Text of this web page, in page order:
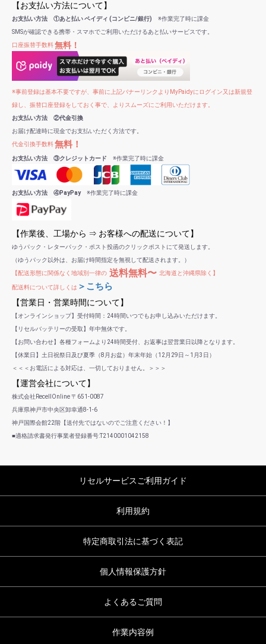
【お支払い方法について】
お支払い方法 ①あと払い ペイディ (コンビニ/銀行) ※作業完了時に課金
SMSが確認できる携帯・スマホでご利用いただけるあと払いサービスです。
口座振替手数料無料！
※事前登録は基本不要ですが、事前に上記バナーリンクよりMyPaidyにログイン又は新規登
録し、振替口座登録をしておく事で、よりスムーズにご利用いただけます。
お支払い方法 ②代金引換
お届け配達時に現金でお支払いただく方法です。
代金引換手数料無料！
お支払い方法 ③クレジットカード ※作業完了時に課金
お支払い方法 ④PayPay※作業完了時に課金
【作業後、工場から ⇒ お客様への配送について】
ゆうパック・レターパック・ポスト投函のクリックポストにて発送します。
（ゆうパック以外は、お届け時間指定を無視して配送されます。）
【配送形態に関係なく地域別一律の 送料無料〜 北海道と沖縄県除く】
配送料について詳しくは ＞こちら
【営業日・営業時間について】
【オンラインショップ】受付時間：24時間いつでもお申し込みいただけます。
【リセルバッテリーの受取】年中無休です。
【お問い合わせ】各種フォームより24時間受付、お返事は翌営業日以降となります。
【休業日】土日祝祭日及び夏季（8月お盆）年末年始（12月29日～1月3日）
＜＜＜お電話による対応は、一切しておりません。＞＞＞
【運営会社について】
株式会社RecellOnline 〒651-0087
兵庫県神戸市中央区卸幸通8-1-6
神戸国際会館22階【送付先ではないのでご注意ください！】
■適格請求書発行事業者登録番号:T2140001042158
リセルサービスご利用ガイド
利用規約
特定商取引法に基づく表記
個人情報保護方針
よくあるご質問
作業内容例